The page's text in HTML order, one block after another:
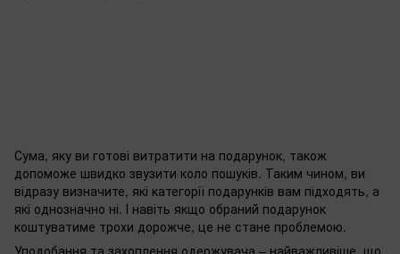
Сума, яку ви готові витратити на подарунок, також
допоможе швидко звузити коло пошуків. Таким чином, ви
відразу визначите, які категорії подарунків вам підходять, а
які однозначно ні. І навіть якщо обраний подарунок
коштуватиме трохи дорожче, це не стане проблемою.